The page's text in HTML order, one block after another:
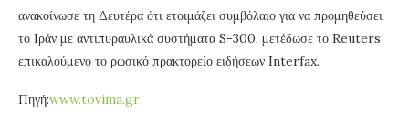
ανακοίνωσε τη Δευτέρα ότι ετοιμάζει συμβόλαιο για να προμηθεύσει
το Ιράν με αντιπυραυλικά συστήματα S-300, μετέδωσε το Reuters
επικαλούμενο το ρωσικό πρακτορείο ειδήσεων Interfax.
Πηγή:www.tovima.gr